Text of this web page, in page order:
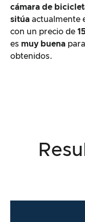
cámara de
sitúa actualmente
con un precio de
es muy buena
obtenidos.